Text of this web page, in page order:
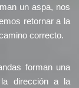
un aspa, nos
retornar a la
correcto.
forman una
la dirección a la